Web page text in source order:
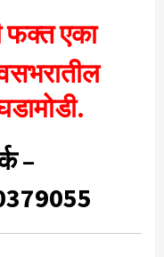
फक्त एका
–